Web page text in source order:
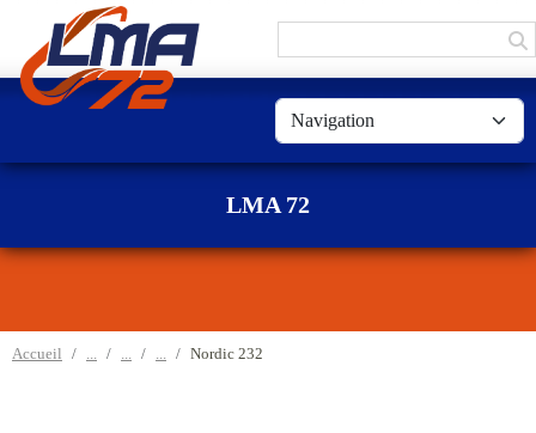
LMA 72
Accueil Nordic 232
Panneau de gestion des cookies